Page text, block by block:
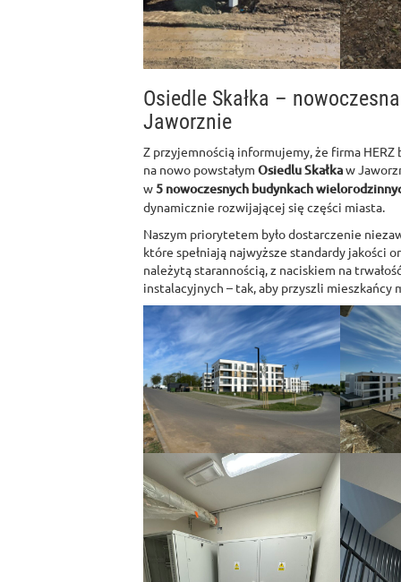
Osiedle Skałka –
Jaworznie
Z przyjemnością informujemy, że firma
na nowo powstałym Osiedlu Skałkaw
w5 nowoczesnych budynkach
dynamicznie rozwijającej się części miasta.
Naszym priorytetem było dostarczenie
które spełniają najwyższe standardy jakości
należytą starannością, z naciskiem na
instalacyjnych – tak, aby przyszli